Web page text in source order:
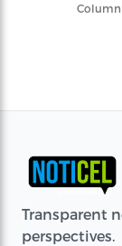
Transparent
perspectives.